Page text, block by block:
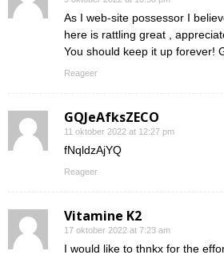
As I web-site possessor I
here is rattling great ,
You should keep it up forever!
Reageer
GQJeAfksZECO
11 oktober 2022 at 12:27 pm
fNqldzAjYQ
Reageer
Vitamine K2
17 oktober 2022 at 7:23 am
I would like to thnkx for the